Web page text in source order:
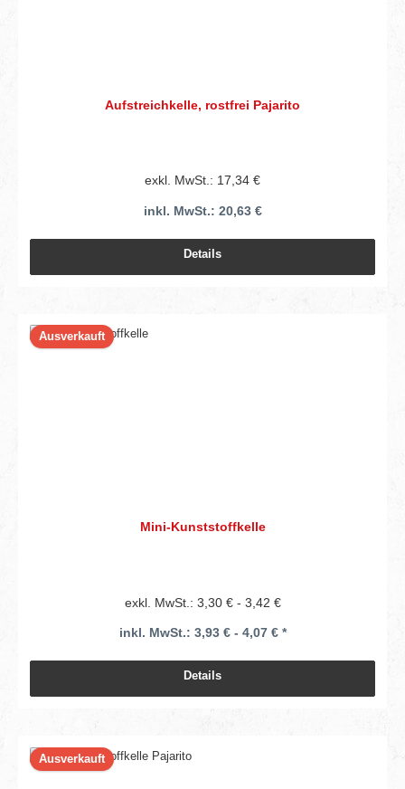
Aufstreichkelle, rostfrei Pajarito
exkl. MwSt.: 17,34 €
inkl. MwSt.: 20,63 €
Details
Ausverkauft
Mini-Kunststoffkelle
exkl. MwSt.: 3,30 € - 3,42 €
inkl. MwSt.: 3,93 € - 4,07 € *
Details
Ausverkauft